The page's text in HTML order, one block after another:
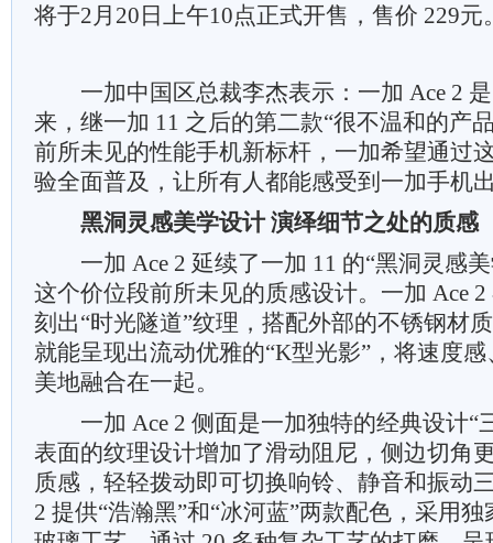
将于2月20日上午10点正式开售，售价 229元
一加中国区总裁李杰表示：一加 Ace 2 是
来，继一加 11 之后的第二款“很不温和的产
前所未见的性能手机新标杆，一加希望通过
验全面普及，让所有人都能感受到一加手机
黑洞灵感美学设计 演绎细节之处的质感
一加 Ace 2 延续了一加 11 的“黑洞灵感美
这个价位段前所未见的质感设计。一加 Ace
刻出“时光隧道”纹理，搭配外部的不锈钢材
就能呈现出流动优雅的“K型光影”，将速度
美地融合在一起。
一加 Ace 2 侧面是一加独特的经典设计“
表面的纹理设计增加了滑动阻尼，侧边切角
质感，轻轻拨动即可切换响铃、静音和振动
2 提供“浩瀚黑”和“冰河蓝”两款配色，采用